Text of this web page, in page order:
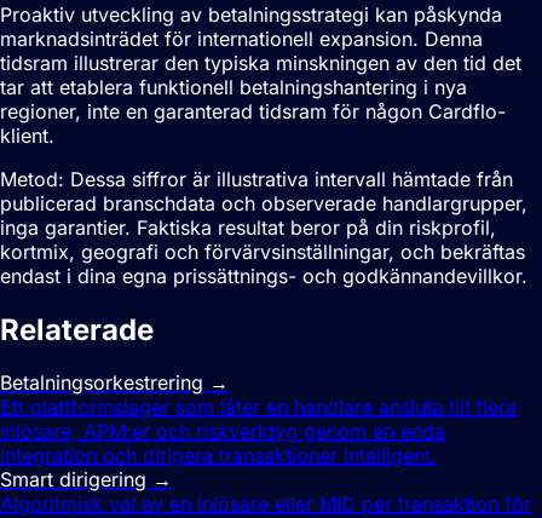
Proaktiv utveckling av betalningsstrategi kan påskynda
marknadsinträdet för internationell expansion. Denna
tidsram illustrerar den typiska minskningen av den tid det
tar att etablera funktionell betalningshantering i nya
regioner, inte en garanterad tidsram för någon Cardflo-
klient.
Metod: Dessa siffror är illustrativa intervall hämtade från
publicerad branschdata och observerade handlargrupper,
inga garantier. Faktiska resultat beror på din riskprofil,
kortmix, geografi och förvärvsinställningar, och bekräftas
endast i dina egna prissättnings- och godkännandevillkor.
Relaterade
Betalningsorkestrering →
Ett plattformslager som låter en handlare ansluta till flera
inlösare, APM:er och riskverktyg genom en enda
integration och dirigera transaktioner intelligent.
Smart dirigering →
Algoritmisk val av en inlösare eller MID per transaktion för